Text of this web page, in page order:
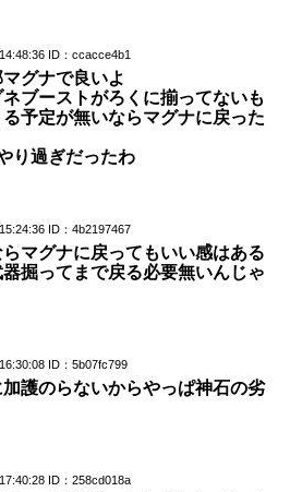
ID：ccacce4b1
グナで良いよ
ブーストがろくに揃ってないも
予定が無いならマグナに戻った
り過ぎだったわ
ID：4b2197467
マグナに戻ってもいい感はある
掘ってまで戻る必要無いんじゃ
ID：5b07fc799
護のらないからやっぱ神石の劣
ID：258cd018a